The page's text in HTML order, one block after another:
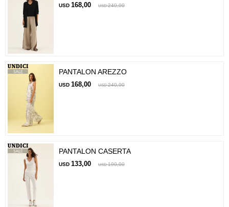
USD 168,00 USD 240,00
PANTALON AREZZO
USD 168,00 USD 240,00
PANTALON CASERTA
USD 133,00 USD 190,00